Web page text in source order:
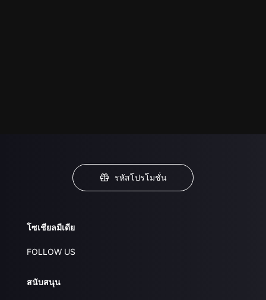
รหัสโปรโมชั่น
โซเชียลมีเดีย
FOLLOW US
สนับสนุน